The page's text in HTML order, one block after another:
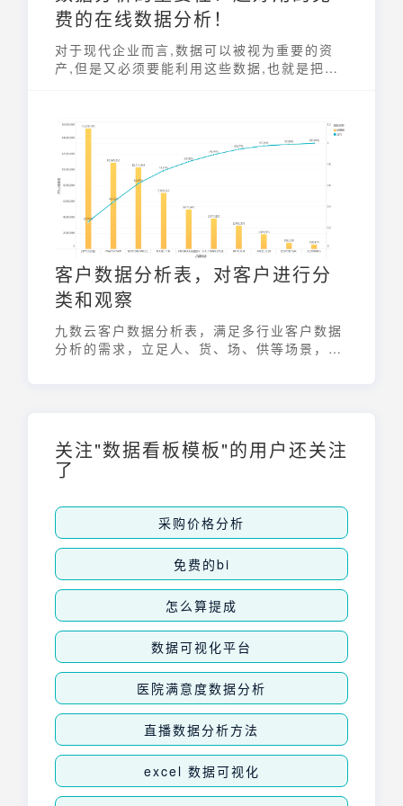
费的在线数据分析！
对于现代企业而言,数据可以被视为重要的资
产,但是又必须要能利用这些数据,也就是把这
据分析工具,让分析更有趣 简单高效 比Excel
更强大，比SQL更简便的零代码数据分析工
具。是帆软旗下又一极其有竞争力的产品。
客户数据分析表，对客户进行分
类和观察
九数云客户数据分析表，满足多行业客户数据
分析的需求，立足人、货、场、供等场景，提
关注"数据看板模板"的用户还关注
了
采购价格分析
免费的bi
怎么算提成
数据可视化平台
医院满意度数据分析
直播数据分析方法
excel 数据可视化